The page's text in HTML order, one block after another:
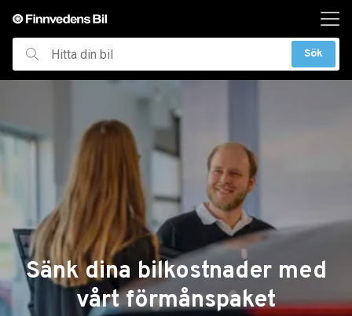
huvudinnehållet
Hitta
din
Sök
Sänk dina bilkostnader med
vårt förmånspaket